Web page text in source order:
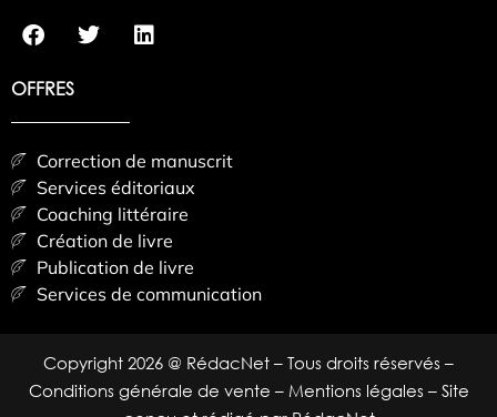
OFFRES
Correction de manuscrit
Services éditoriaux
Coaching littéraire
Création de livre
Publication de livre
Services de communication
Copyright 2026 @ RédacNet – Tous droits réservés –
Conditions générale de vente – Mentions légales – Site